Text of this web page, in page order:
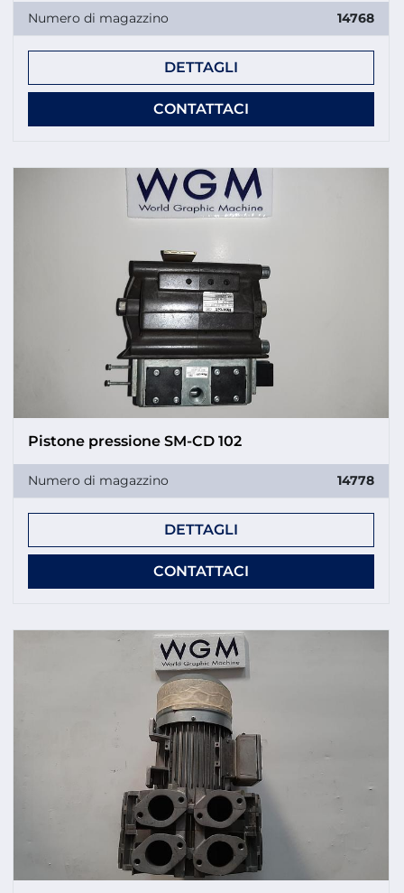
Numero di magazzino 14768
DETTAGLI
CONTATTACI
Pistone pressione SM-CD 102
Numero di magazzino 14778
DETTAGLI
CONTATTACI